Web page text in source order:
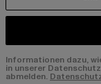
Informationen dazu,
in unserer
abmelden.